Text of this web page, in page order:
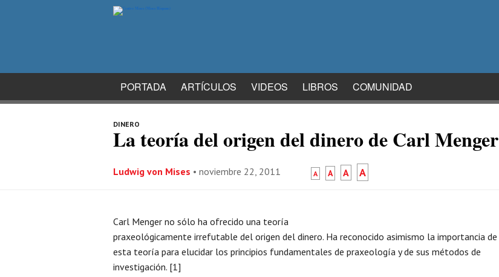
PORTADA ARTÍCULOS VIDEOS LIBROS COMUNIDAD
DINERO
La teoría del origen del dinero de Carl Menger
Ludwig von Mises • noviembre 22, 2011 A A A A
Carl Menger no sólo ha ofrecido una teoría
praxeológicamente irrefutable del origen del dinero. Ha reconocido asimismo la importancia de
esta teoría para elucidar los principios fundamentales de praxeología y de sus métodos de
investigación. [1]